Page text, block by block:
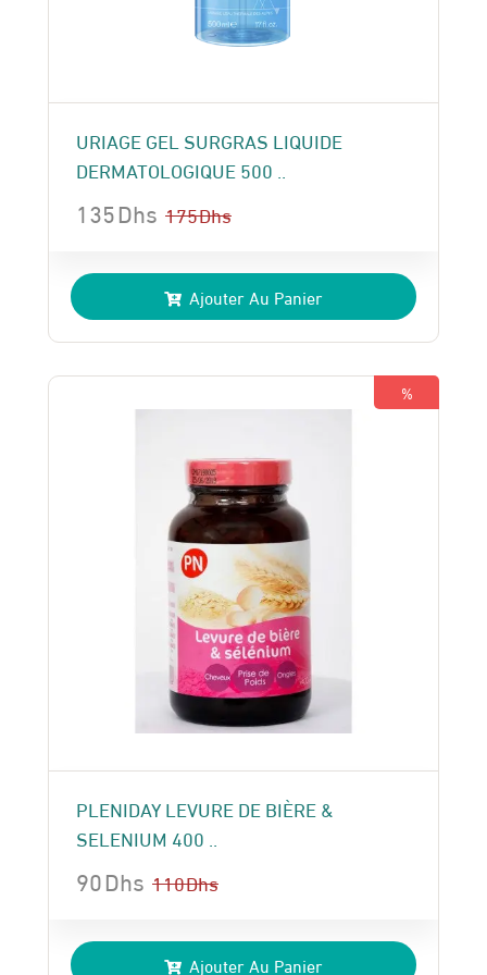
URIAGE GEL SURGRAS LIQUIDE
DERMATOLOGIQUE 500 ..
175Dhs
prix
initial
était :
175 Dhs.
135Dhs
prix
actuel
est :
135 Dhs.
Ajouter Au Panier
%
PLENIDAY LEVURE DE BIÈRE &
SELENIUM 400 ..
110Dhs
prix
90Dhs
prix
Ajouter Au Panier